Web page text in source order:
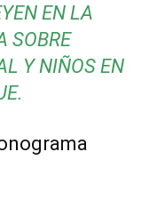
EN LA
SOBRE
Y NIÑOS EN